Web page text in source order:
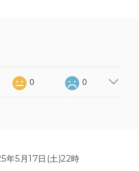
0 0
年5月17日(土)22時